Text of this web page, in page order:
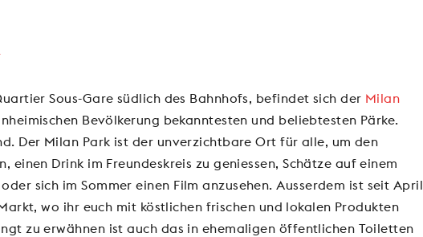
Sous-Gare südlich des Bahnhofs, befindet sich der Milan
Bevölkerung bekanntesten und beliebtesten Pärke.
Der Milan Park ist der unverzichtbare Ort für alle, um den
einen Drink im Freundeskreis zu geniessen, Schätze auf einem
sich im Sommer einen Film anzusehen. Ausserdem ist seit April
wo ihr euch mit köstlichen frischen und lokalen Produkten
zu erwähnen ist auch das in ehemaligen öffentlichen Toiletten